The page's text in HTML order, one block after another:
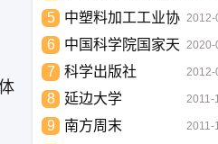
公司
5
中塑料加工工业协
会
2012-
6
中国科学院国家天
文台
2020-
7
科学出版社 2012-
8
延边大学 2011-
9
南方周末 2011-